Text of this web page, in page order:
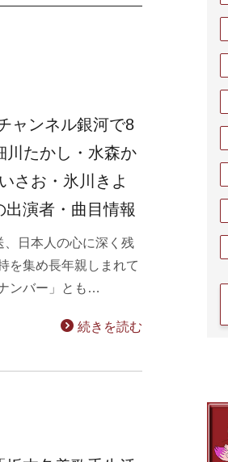
ャンネル銀河で8
たかし・水森か
さお・氷川きよ
演者・曲目情報
日本人の心に深く残
を集め長年親しまれて
ンバー」とも…
続きを読む